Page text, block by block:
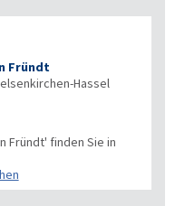
Fründt
Hassel
Fründt' finden Sie in